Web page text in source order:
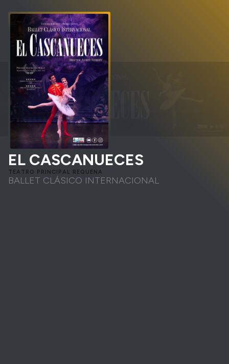
EL CASCANUECES
TEATRO PRINCIPAL REQUENA
BALLET CLÁSICO INTERNACIONAL